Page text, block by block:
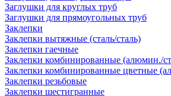
Заглушки для круглых труб
Заглушки для прямоугольных труб
Заклепки
Заклепки вытяжные (сталь/сталь)
Заклепки гаечные
Заклепки комбинированные (алюмин./
Заклепки комбинированные цветные
Заклепки резьбовые
Заклепки шестигранные